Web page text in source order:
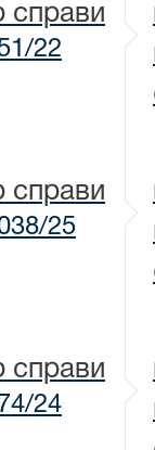
справи
22
справи
25
справи
24